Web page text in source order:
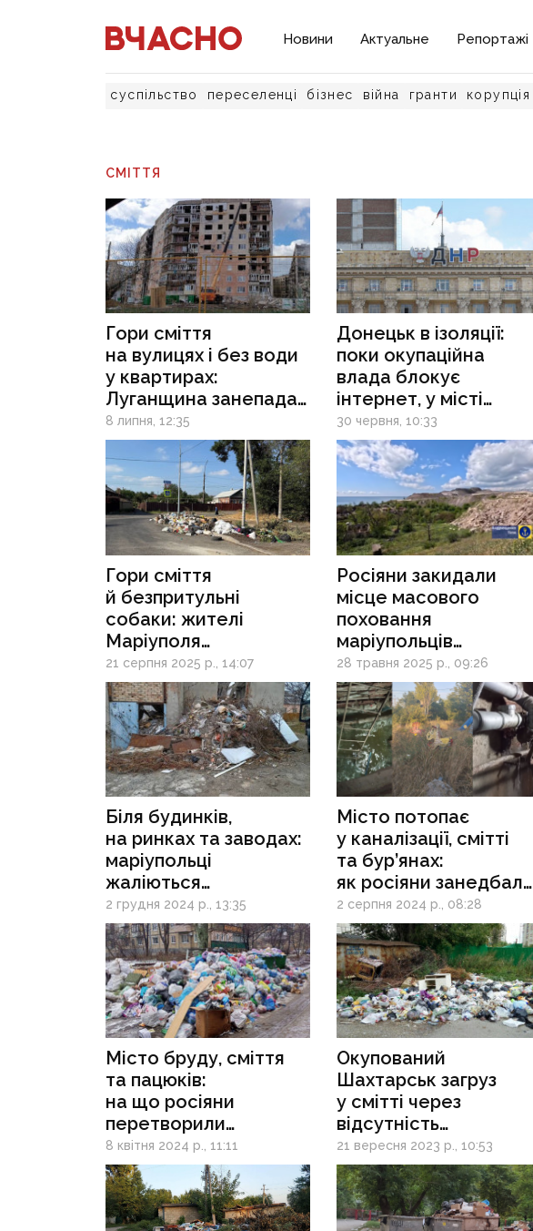
Новини Актуальне Репортажі
суспільство переселенці бізнес війна гранти корупція
СМІТТЯ
Гори сміття
на вулицях і без води
у квартирах:
Луганщина занепадає
в умовах окупації
8 липня, 12:35
Донецьк в ізоляції:
поки окупаційна
влада блокує
інтернет, у місті
зростає дефіцит
пального та води
30 червня, 10:33
Гори сміття
й безпритульні
собаки: жителі
Маріуполя
потерпають від умов
життя у місті
21 серпня 2025 р., 14:07
Росіяни закидали
місце масового
поховання
маріупольців
будівельним сміттям
28 травня 2025 р., 09:26
Біля будинків,
на ринках та заводах:
маріупольці
жаліються
на сміттєзвалища в
місті, які ніхто
не прибирає
2 грудня 2024 р., 13:35
Місто потопає
у каналізації, смітті
та бур’янах:
як росіяни занедбали
окупований
Маріуполь
2 серпня 2024 р., 08:28
Місто бруду, сміття
та пацюків:
на що росіяни
перетворили
окупований Донецьк
8 квітня 2024 р., 11:11
Окупований
Шахтарськ загруз
у смітті через
відсутність
комунальників
21 вересня 2023 р., 10:53